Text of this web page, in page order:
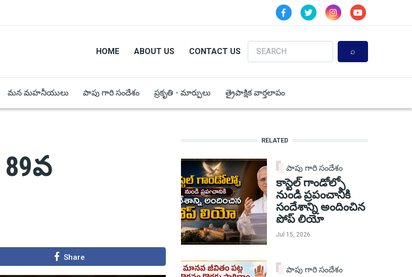
HOME ABOUT US CONTACT US
Search
మన మహనీయులు పాపు గారి సందేశం ప్రకృతి - మార్పులు త్రైపాక్షిక వార్తలాపం
Share
RELATED
పాపు గారి సందేశం
కాస్టెల్ గాండోల్ఫో
నుండి ప్రపంచానికి
సందేశాన్ని అందించిన
పోప్ లియో
Jul 15, 2026
పాపు గారి సందేశం